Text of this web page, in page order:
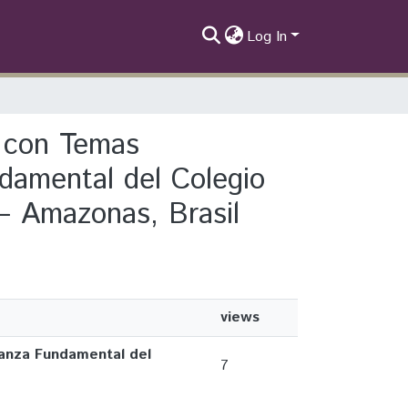
Log In
Temas
del Colegio
Amazonas, Brasil
views
Fundamental del
7